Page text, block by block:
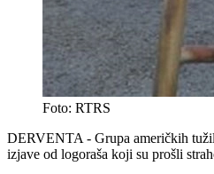
Foto: RTRS
DERVENTA - Grupa američkih
izjave od logoraša koji su prošli